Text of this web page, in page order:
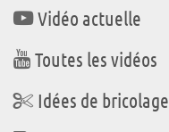
Vidéo actuelle
Toutes les vidéos
Idées de bricolage